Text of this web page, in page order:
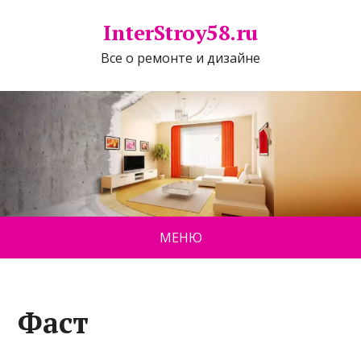
InterStroy58.ru
Все о ремонте и дизайне
МЕНЮ
Фаст